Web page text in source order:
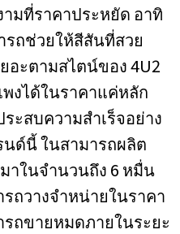
มที่ราคาประหยัด อาทิ
ถช่วยให้สีสันที่สวย
อะตามสไตน์ของ 4U2
งได้ในราคาแค่หลัก
ะสบความสำเร็จอย่าง
ด์นี้ ในสามารถผลิต
าในจำนวนถึง 6 หมื่น
ถวางจำหน่ายในราคา
รถขายหมดภายในระยะ